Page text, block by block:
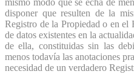
mismo modo que se echa de
disponer que resulten de la
Registro de la Propiedad o en el
de datos existentes en la
de ella, constituidas sin las
menos todavía las anotaciones
necesidad de un verdadero